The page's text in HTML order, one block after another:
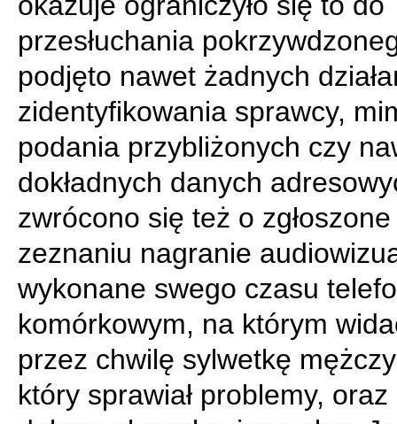
przesłuchania
podjęto nawet żadnych
zidentyfikowania sprawcy,
podania przybliżonych czy
dokładnych danych
zwrócono się też o
zeznaniu nagranie
wykonane swego czasu
komórkowym, na którym
przez chwilę sylwetkę
który sprawiał problemy, oraz